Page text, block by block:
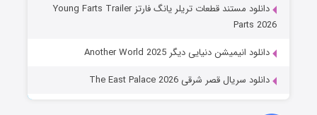
دانلود مستند قطعات تریلر یانگ فارتز Young Farts Trailer
Parts 2026
دانلود انیمیشن دنیایی دیگر Another World 2025
دانلود سریال قصر شرقی The East Palace 2026